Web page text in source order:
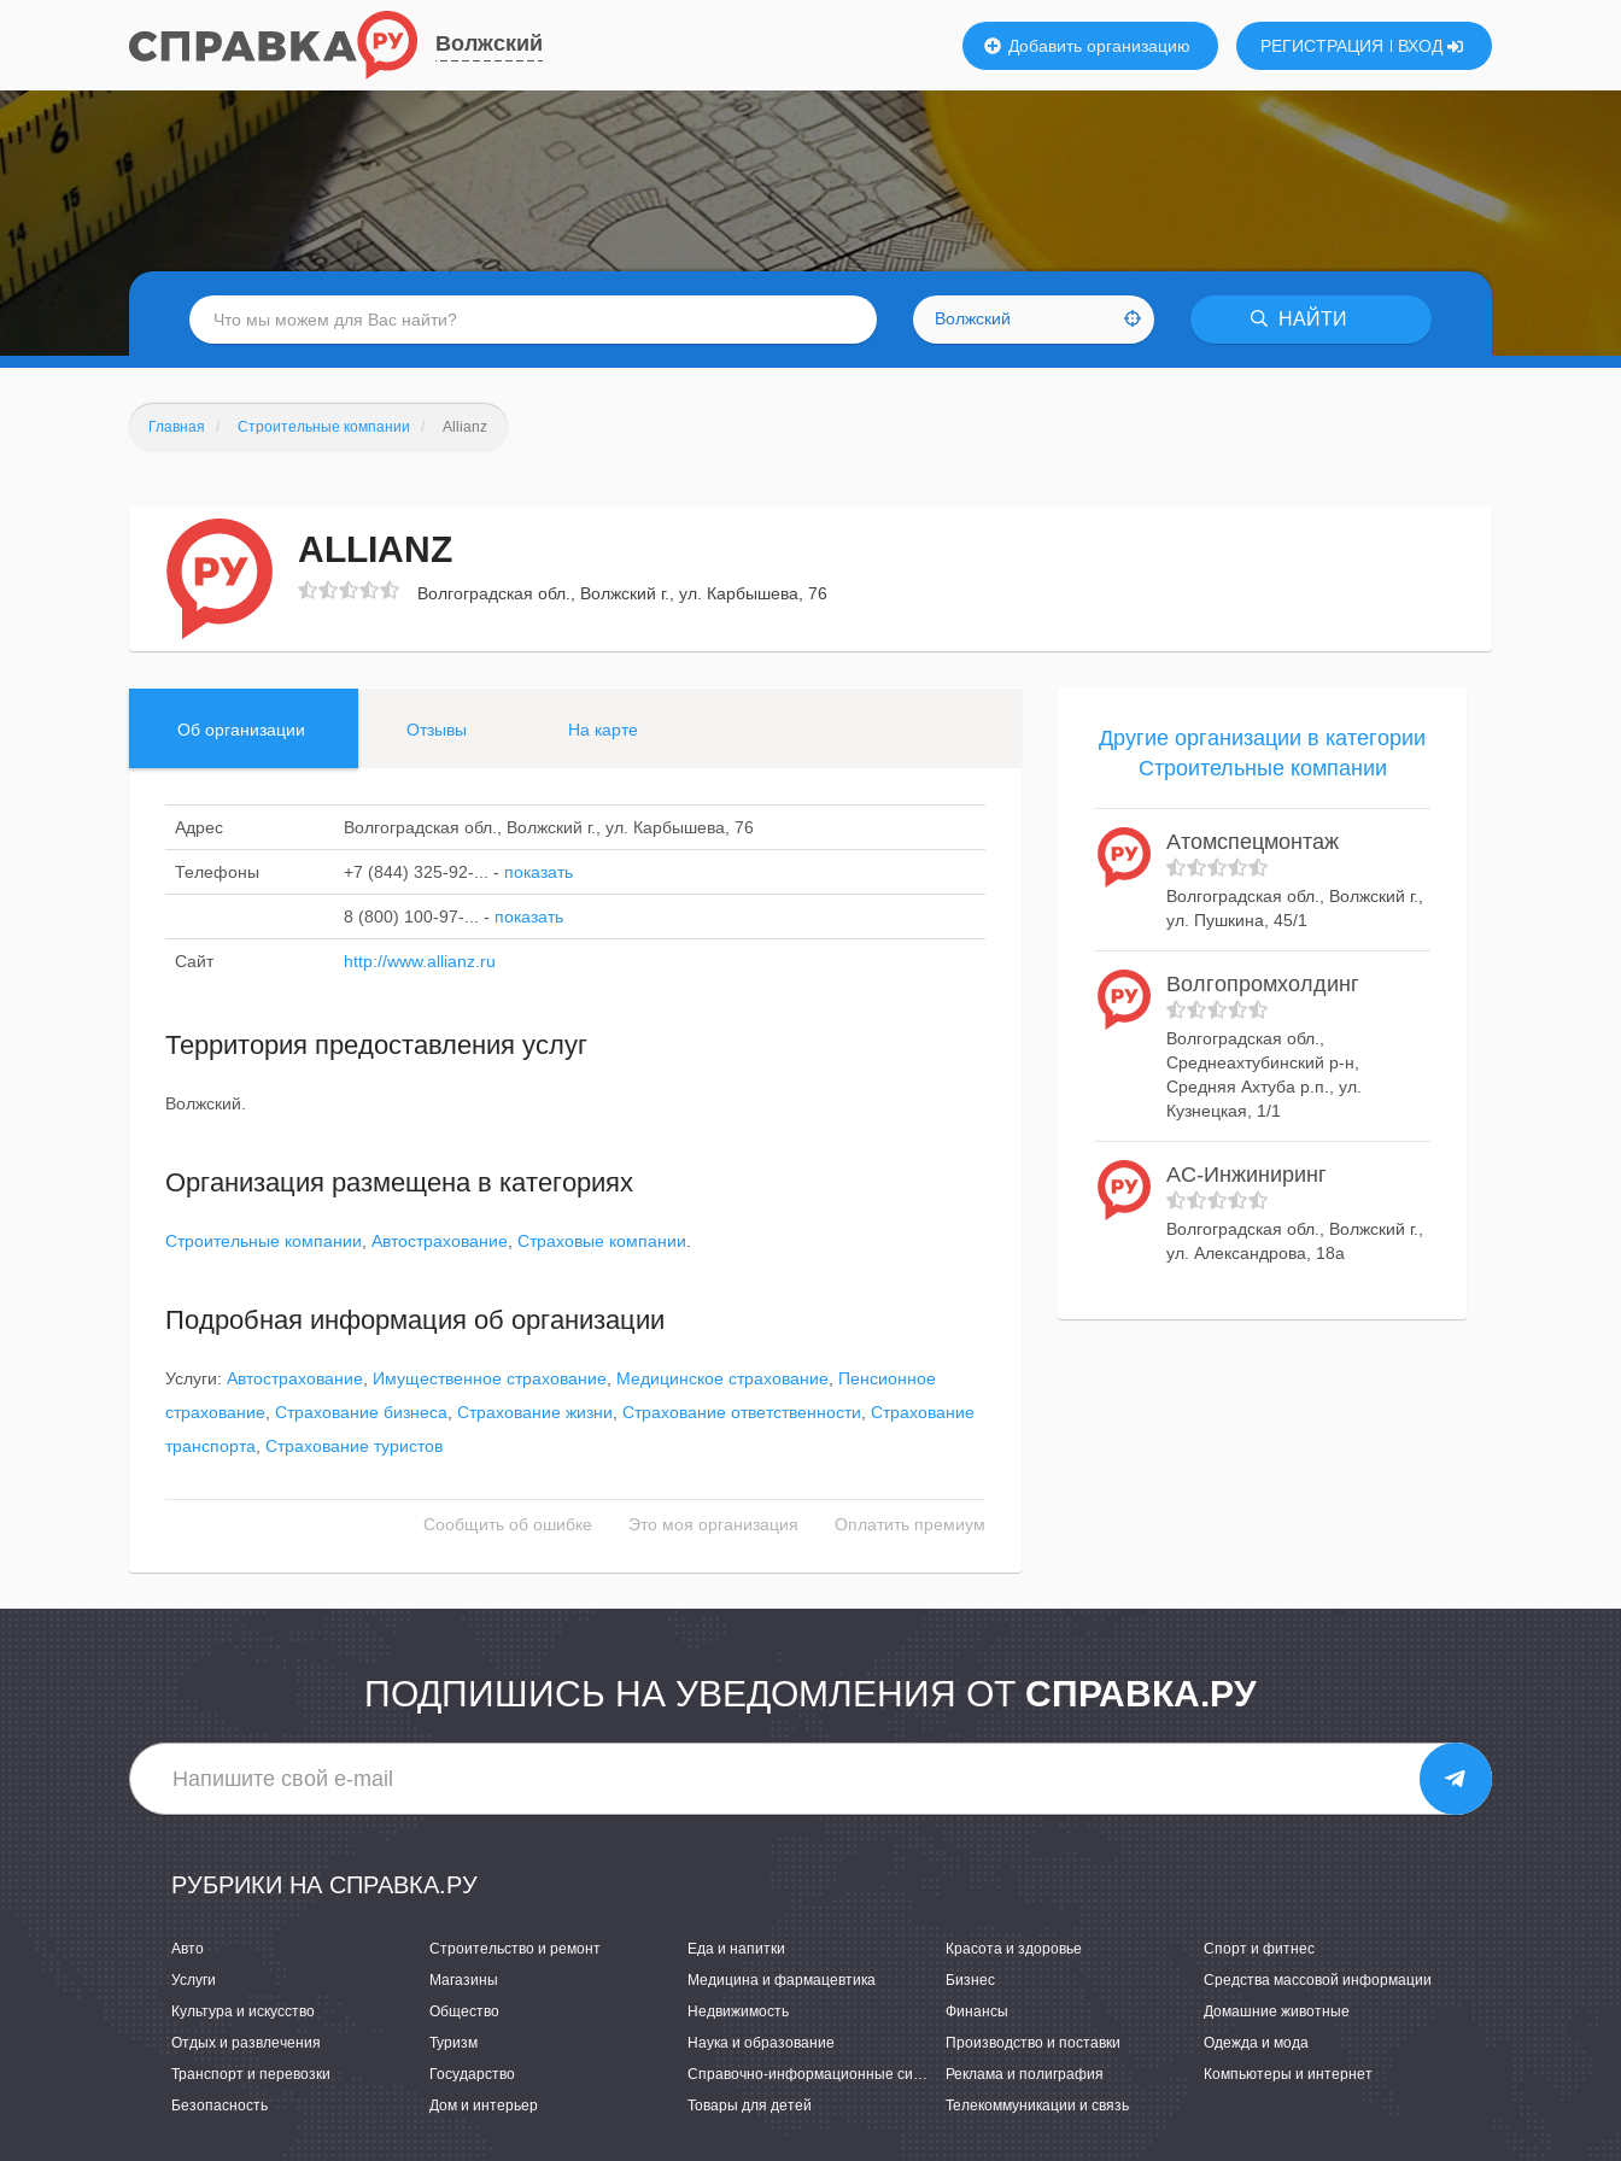
Волжский Добавить организацию РЕГИСТРАЦИЯ ВХОД
Волжский НАЙТИ
Главная Строительные компании Allianz
ALLIANZ
Волгоградская обл., Волжский г., ул. Карбышева, 76
Об организации Отзывы На карте
Адрес Волгоградская обл., Волжский г., ул. Карбышева, 76
Телефоны +7 (844) 325-92-... - показать
8 (800) 100-97-... - показать
Сайт http://www.allianz.ru
Территория предоставления услуг
Волжский.
Организация размещена в категориях
Строительные компании Автострахование Страховые компании
Подробная информация об организации
Услуги: Автострахование Имущественное страхование Медицинское страхование Пенсионное
страхование Страхование бизнеса Страхование жизни Страхование ответственности Страхование
транспорта Страхование туристов
Сообщить об ошибке Это моя организация Оплатить премиум
Другие организации в категории
Строительные компании
Атомспецмонтаж
Волгоградская обл., Волжский г.,
ул. Пушкина, 45/1
Волгопромхолдинг
Волгоградская обл.,
Среднеахтубинский р-н,
Средняя Ахтуба р.п., ул.
Кузнецкая, 1/1
АС-Инжиниринг
Волгоградская обл., Волжский г.,
ул. Александрова, 18а
ПОДПИШИСЬ НА УВЕДОМЛЕНИЯ ОТ СПРАВКА.РУ
РУБРИКИ НА СПРАВКА.РУ
Авто Строительство и ремонт Еда и напитки Красота и здоровье
Спорт и фитнес
Услуги
Магазины Медицина и фармацевтика Бизнес
Средства массовой информации
Культура и искусство
Общество Недвижимость Финансы
Домашние животные
Отдых и развлечения
Туризм Наука и образование Производство и поставки
Одежда и мода
Транспорт и перевозки
Государство Справочно-информационные системы Реклама и полиграфия
Компьютеры и интернет
Безопасность
Дом и интерьер Товары для детей Телекоммуникации и связь